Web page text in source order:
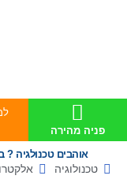
פניה מהירה
אוהבים טכנולגיה ?
טכנולוגיה